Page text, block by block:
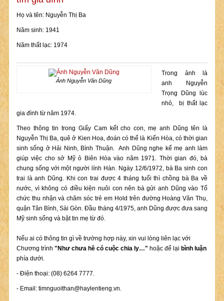
Họ và tên: Nguyễn Thị Ba
Năm sinh: 1941
Năm thất lạc: 1974
Ảnh Nguyễn Văn Dũng
Trong ảnh là
anh Nguyễn
Trọng Dũng lúc
nhỏ, bị thất lạc
gia đình từ năm 1974.
Theo thông tin trong Giấy Cam kết cho con, mẹ anh Dũng tên là
Nguyễn Thị Ba, quê ở Kien Hoa, đoán có thể là Kiến Hòa, có thời gian
sinh sống ở Hải Ninh, Bình Thuận. Anh Dũng nghe kể mẹ anh làm
giúp việc cho sở Mỹ ỏ Biên Hòa vào năm 1971. Thời gian đó, bà
chung sống với một người lính Hàn. Ngày 12/6/1972, bà Ba sinh con
trai là anh Dũng. Khi con trai được 4 tháng tuổi thì chồng bà Ba về
nước, vì không có điều kiện nuôi con nên bà gửi anh Dũng vào Tổ
chức thu nhận và chăm sóc trẻ em Hold trên đường Hoàng Văn Thụ,
quận Tân Bình, Sài Gòn. Đầu tháng 4/1975, anh Dũng được đưa sang
Mỹ sinh sống và bặt tin mẹ từ đó.
Nếu ai có thông tin gì về trường hợp này, xin vui lòng liên lạc với
Chương trình "Như chưa hề có cuộc chia ly…" hoặc để lại bình luận
phía dưới.
- Điện thoại: (08) 6264 7777.
- Email: timnguoithan@haylentieng.vn.